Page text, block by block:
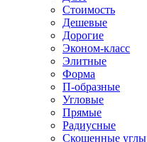
Стоимость
Дешевые
Дорогие
Эконом-класс
Элитные
Форма
П-образные
Угловые
Прямые
Радиусные
Скошенные углы